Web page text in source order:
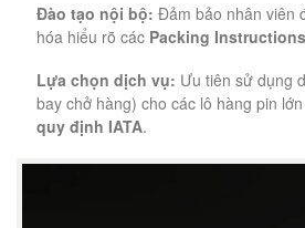
Đào tạo nội bộ: Đảm bảo nhân viên
hóa hiểu rõ các Packing Instructions
Lựa chọn dịch vụ: Ưu tiên sử dụng
bay chở hàng) cho các lô hàng pin
quy định IATA.